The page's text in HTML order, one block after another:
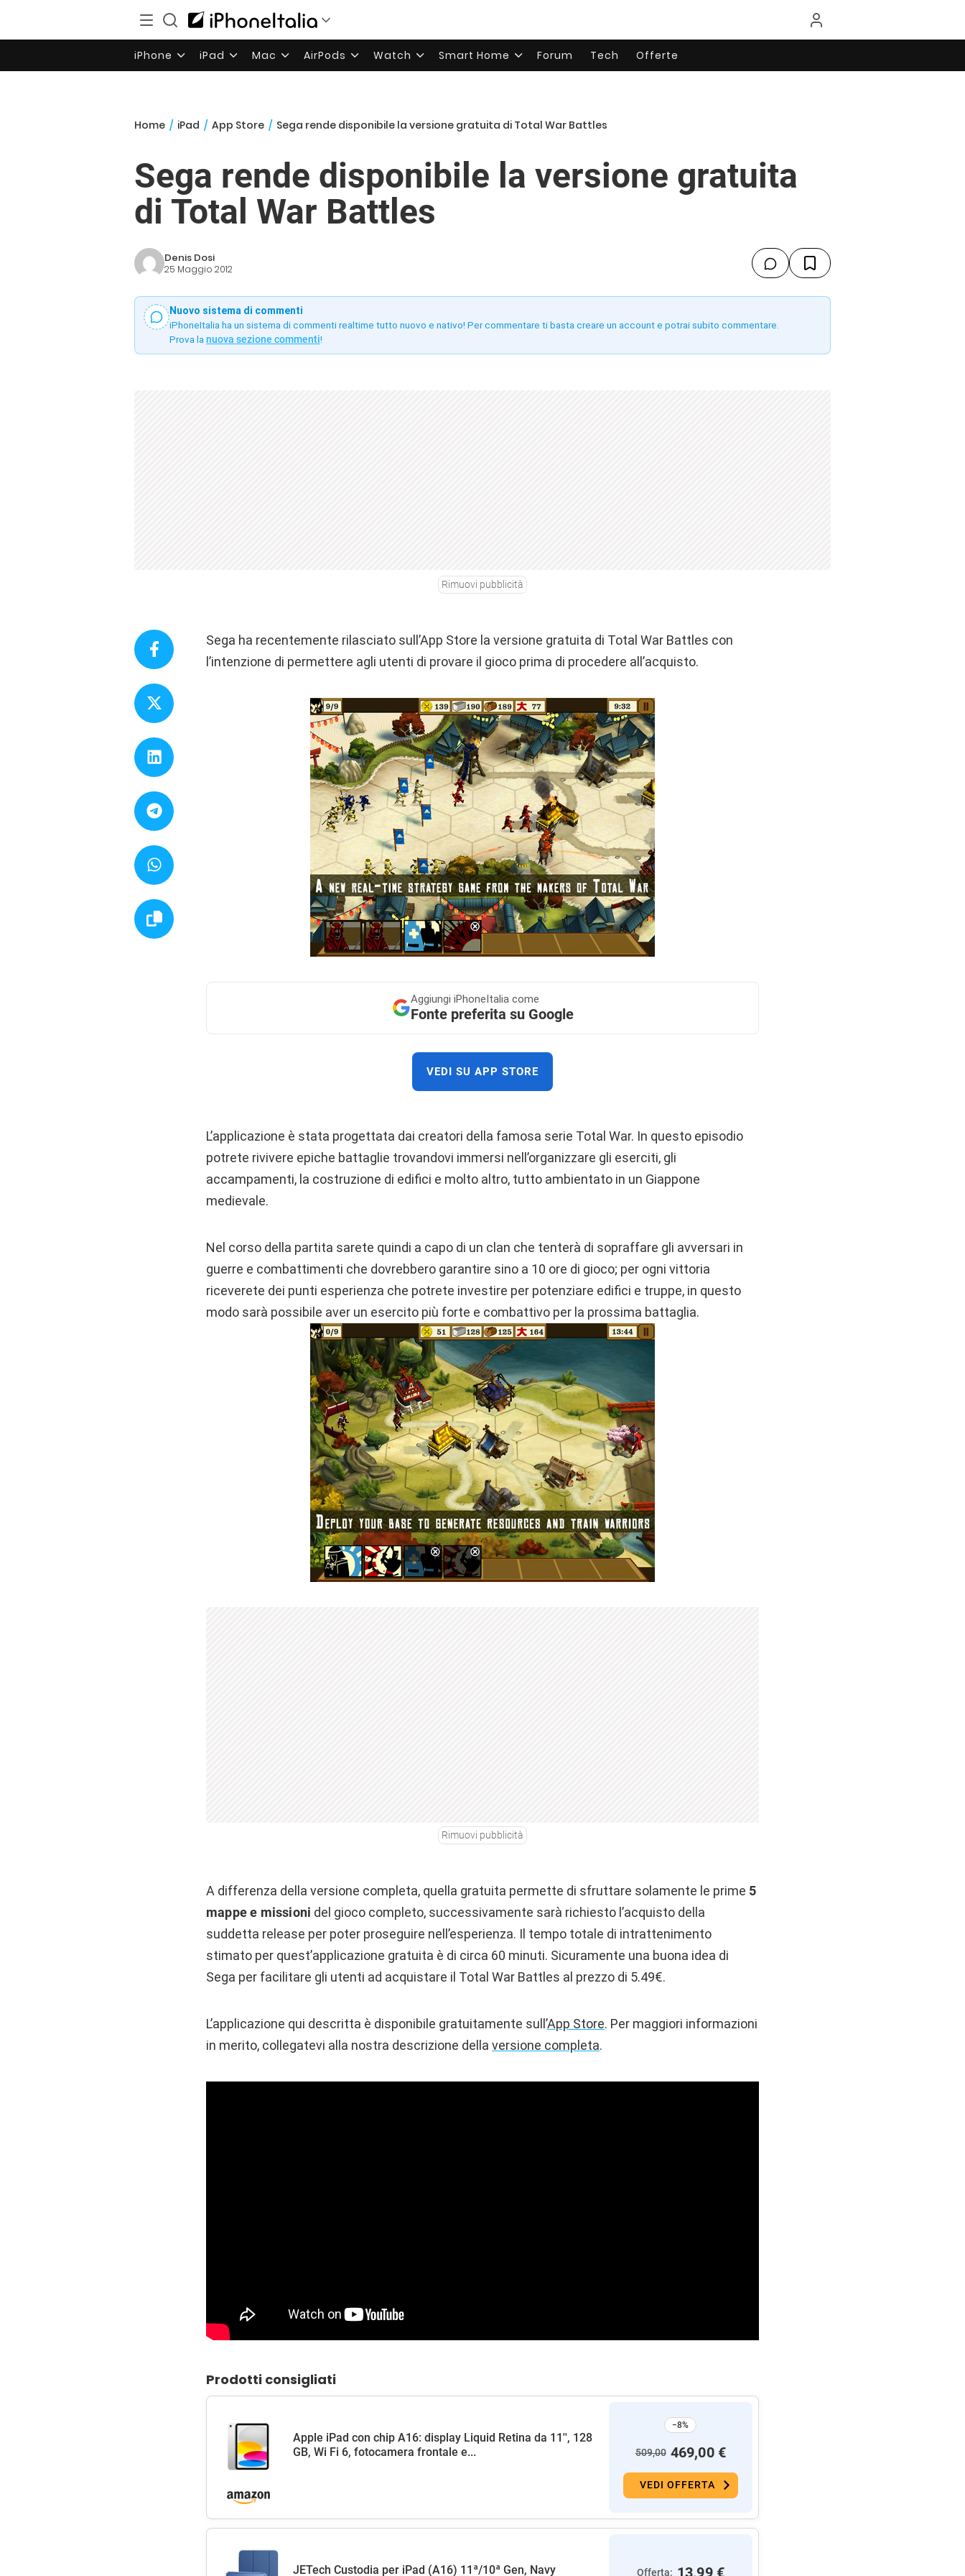
iPhone iPad Mac AirPods Watch Smart Home Forum Tech Offerte
Home / iPad / App Store / Sega rende disponibile la versione gratuita di Total War Battles
Sega rende disponibile la versione gratuita
di Total War Battles
Denis Dosi
25 Maggio 2012
Nuovo sistema di commenti
iPhoneItalia ha un sistema di commenti realtime tutto nuovo e nativo! Per commentare ti basta creare un account e potrai subito commentare.
Prova la nuova sezione commenti!
Rimuovi pubblicità
Sega ha recentemente rilasciato sull’App Store la versione gratuita di Total War Battles con
l’intenzione di permettere agli utenti di provare il gioco prima di procedere all’acquisto.
Aggiungi iPhoneItalia come
Fonte preferita su Google
VEDI SU APP STORE
L’applicazione è stata progettata dai creatori della famosa serie Total War. In questo episodio
potrete rivivere epiche battaglie trovandovi immersi nell’organizzare gli eserciti, gli
accampamenti, la costruzione di edifici e molto altro, tutto ambientato in un Giappone
medievale.
Nel corso della partita sarete quindi a capo di un clan che tenterà di sopraffare gli avversari in
guerre e combattimenti che dovrebbero garantire sino a 10 ore di gioco; per ogni vittoria
riceverete dei punti esperienza che potrete investire per potenziare edifici e truppe, in questo
modo sarà possibile aver un esercito più forte e combattivo per la prossima battaglia.
Rimuovi pubblicità
A differenza della versione completa, quella gratuita permette di sfruttare solamente le prime 5
mappe e missioni del gioco completo, successivamente sarà richiesto l’acquisto della
suddetta release per poter proseguire nell’esperienza. Il tempo totale di intrattenimento
stimato per quest’applicazione gratuita è di circa 60 minuti. Sicuramente una buona idea di
Sega per facilitare gli utenti ad acquistare il Total War Battles al prezzo di 5.49€.
L’applicazione qui descritta è disponibile gratuitamente sull’App Store. Per maggiori informazioni
in merito, collegatevi alla nostra descrizione della versione completa.
Prodotti consigliati
Apple iPad con chip A16: display Liquid Retina da 11'', 128
GB, Wi Fi 6, fotocamera frontale e...
−8%
509,00 469,00 €
VEDI OFFERTA
JETech Custodia per iPad (A16) 11ª/10ª Gen, Navy Offerta: 13,99 €